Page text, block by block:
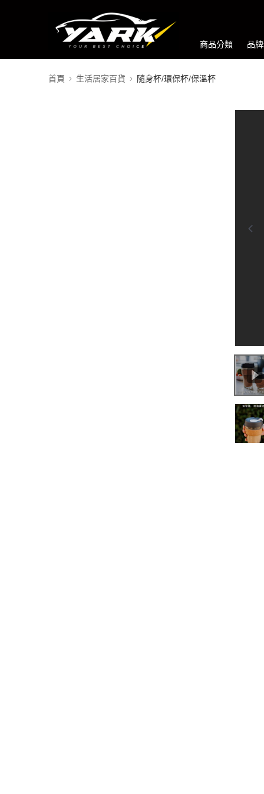
商品分類 品
首頁 生活居家百貨 隨身杯/環保杯/保溫杯